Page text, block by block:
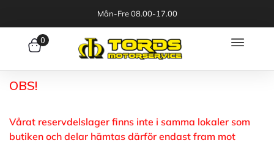
Mån-Fre 08.00-17.00
0
OBS!
Vårat reservdelslager finns inte i samma lokaler som
butiken och delar hämtas därför endast fram mot